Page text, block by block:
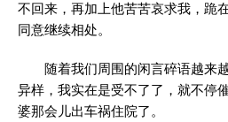
不回来，再加上他苦苦哀求我，跪
同意继续相处。
随着我们周围的闲言碎语越来
异样，我实在是受不了了，就不停
婆那会儿出车祸住院了。